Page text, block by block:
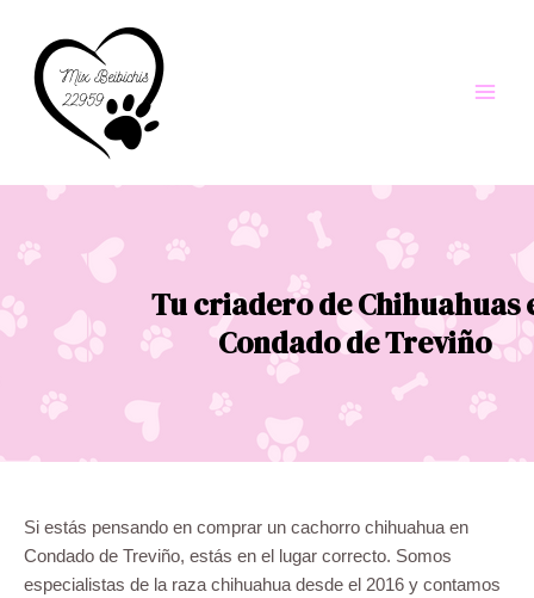
contenido
Tu criadero de Chihuahuas
Condado de Treviño
Si estás pensando en comprar un cachorro chihuahua en
Condado de Treviño, estás en el lugar correcto. Somos
especialistas de la raza chihuahua desde el 2016 y contamos